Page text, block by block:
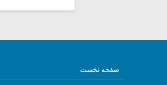
صفحه نخست